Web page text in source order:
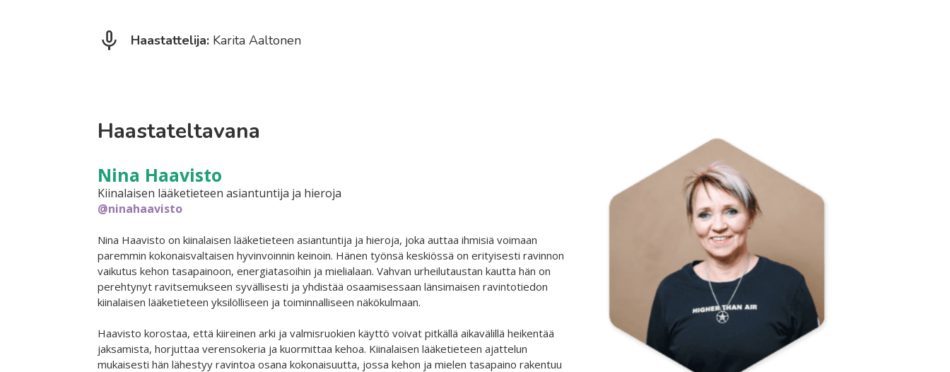
Haastattelija: Karita Aaltonen
Haastateltavana
Nina Haavisto
Kiinalaisen lääketieteen asiantuntija ja hieroja
@ninahaavisto
Nina Haavisto on kiinalaisen lääketieteen asiantuntija ja hieroja, joka auttaa ihmisiä voimaan
paremmin kokonaisvaltaisen hyvinvoinnin keinoin. Hänen työnsä keskiössä on erityisesti ravinnon
vaikutus kehon tasapainoon, energiatasoihin ja mielialaan. Vahvan urheilutaustan kautta hän on
perehtynyt ravitsemukseen syvällisesti ja yhdistää osaamisessaan länsimaisen ravintotiedon
kiinalaisen lääketieteen yksilölliseen ja toiminnalliseen näkökulmaan.
Haavisto korostaa, että kiireinen arki ja valmisruokien käyttö voivat pitkällä aikavälillä heikentää
jaksamista, horjuttaa verensokeria ja kuormittaa kehoa. Kiinalaisen lääketieteen ajattelun
mukaisesti hän lähestyy ravintoa osana kokonaisuutta, jossa kehon ja mielen tasapaino rakentuu